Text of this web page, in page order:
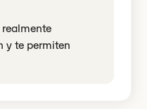
y te permiten